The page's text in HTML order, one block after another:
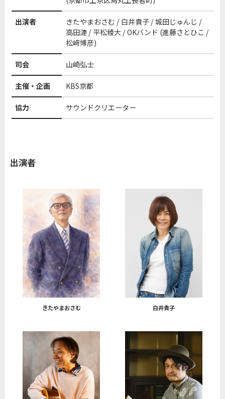
出演者
きたやまおさむ / 白井貴子 / 城田じゅんじ /
高田漣 / 平松稜大 / OKバンド (進藤さとひこ /
松﨑博彦)
司会 山崎弘士
主催・企画 KBS京都
協力 サウンドクリエーター
出演者
きたやまおさむ 白井貴子